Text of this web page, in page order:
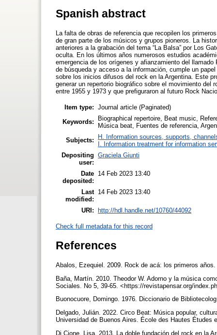
Spanish abstract
La falta de obras de referencia que recopilen los
de gran parte de los músicos y grupos pioneros. La
anteriores a la grabación del tema “La Balsa” por Los
oculta. En los últimos años numerosos estudios
emergencia de los orígenes y afianzamiento del
de búsqueda y acceso a la información, cumple un
sobre los inicios difusos del rock en la Argentina. Este
generar un repertorio biográfico sobre el movimiento del
entre 1955 y 1973 y que prefiguraron al futuro Rock
Item type: Journal article (Paginated)
Keywords:
Biographical repertoire, Beat music,
Música beat, Fuentes de referencia,
Subjects:
H. Information sources, supports,
I. Information treatment for information
Depositing
user:
Graciela Giunti
Date
deposited:
14 Feb 2023 13:40
Last
modified:
14 Feb 2023 13:40
URI: http://hdl.handle.net/10760/44092
Check full metadata for this record
References
Abalos, Ezequiel. 2009. Rock de acá: los primeros
Baña, Martín. 2010. Theodor W. Adorno y la música
Sociales. No 5, 39-65. <https://revistapensar.org/
Buonocuore, Domingo. 1976. Diccionario de
Delgado, Julián. 2022. Circo Beat: Música popular,
Universidad de Buenos Aires. École des Hautes
Di Cione, Lisa. 2013. La doble fundación del rock en la